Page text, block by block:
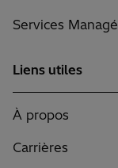
Services
Liens utiles
À propos
Carrières